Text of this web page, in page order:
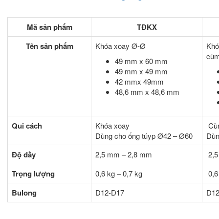
Mã sản phẩm
TĐKX
Tên sản phẩm
Khóa xoay Ø-Ø
49 mm x 60 mm
49 mm x 49 mm
42 mmx 49mm
48,6 mm x 48,6 mm
Qui cách
Khóa xoay
Dùng cho ống túyp Ø42 – Ø60
Độ dầy 2,5 mm – 2,8 mm
Trọng lượng 0,6 kg – 0,7 kg
Bulong D12-D17